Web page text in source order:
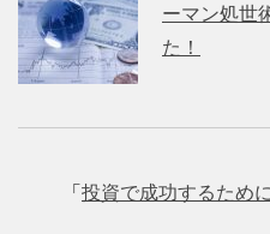
ーマン処世
た！
「 投資で成功するため